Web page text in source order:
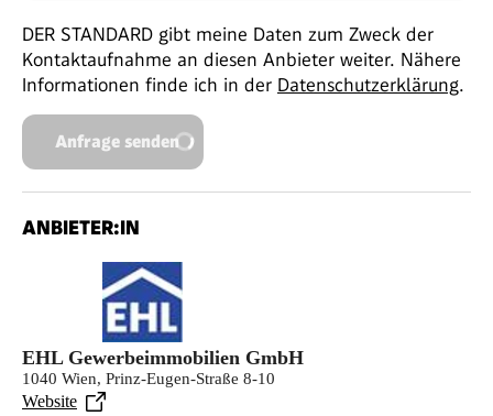
DER STANDARD gibt meine Daten zum Zweck der
Kontaktaufnahme an diesen Anbieter weiter. Nähere
Informationen finde ich in der Datenschutzerklärung.
Anfrage senden
ANBIETER:IN
EHL Gewerbeimmobilien GmbH
1040 Wien, Prinz-Eugen-Straße 8-10
Website